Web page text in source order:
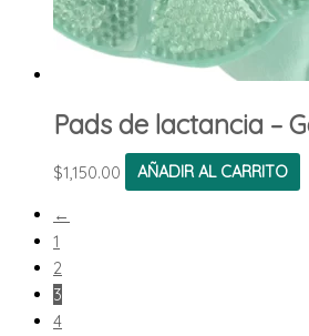
Pads de lactancia –
$1,150.00 AÑADIR AL CARRITO
←
1
2
3
4